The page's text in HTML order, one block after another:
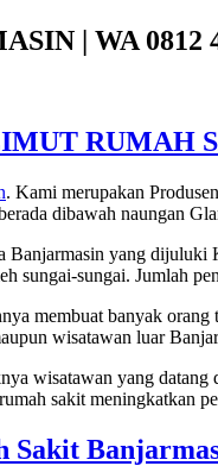
| WA 0812
RUMAH
. Kami merupakan
dibawah naungan
Banjarmasin yang
sungai-sungai. Jumlah
membuat banyak
wisatawan luar
wisatawan yang
sakit meningkatkan
Sakit